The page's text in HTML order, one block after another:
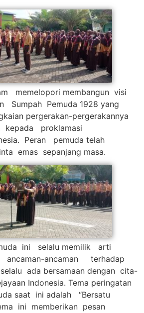
memelopori membangun visi
Sumpah Pemuda 1928 yang
pergerakan-pergerakannya
kepada proklamasi
Peran pemuda telah
emas sepanjang masa.
ini selalu memilik arti
ancaman terhadap
ada bersamaan dengan cita-
Indonesia. Tema peringatan
saat ini adalah “Bersatu
ini memberikan pesan